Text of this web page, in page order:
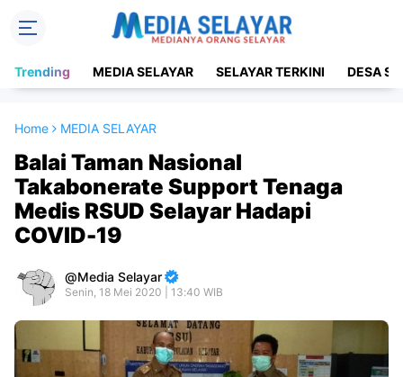
Trending MEDIA SELAYAR SELAYAR TERKINI DESA
Home MEDIA SELAYAR
Balai Taman Nasional
Takabonerate Support Tenaga
Medis RSUD Selayar Hadapi
COVID-19
Media Selayar
Senin, 18 Mei 2020 | 13:40 WIB